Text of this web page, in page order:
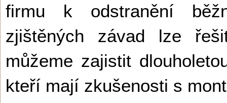
firmu k odstranění
zjištěných závad lze
můžeme zajistit
kteří mají zkušenosti s